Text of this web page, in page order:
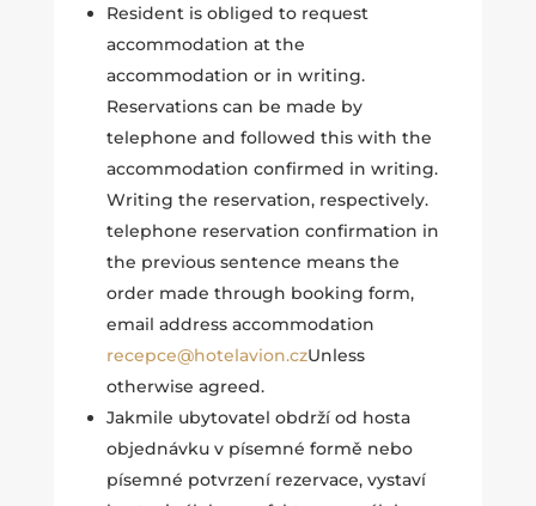
Resident is obliged to request
accommodation at the
accommodation or in writing.
Reservations can be made by
telephone and followed this with the
accommodation confirmed in writing.
Writing the reservation, respectively.
telephone reservation confirmation in
the previous sentence means the
order made through booking form,
email address accommodation
recepce@hotelavion.czUnless
otherwise agreed.
Jakmile ubytovatel obdrží od hosta
objednávku v písemné formě nebo
písemné potvrzení rezervace, vystaví